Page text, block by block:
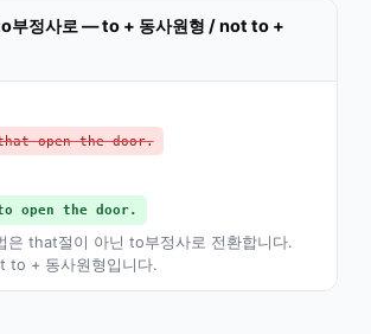
부정사로 — to + 동사원형 / not to +
open the door.
open the door.
은 that절이 아닌 to부정사로 전환합니다.
to + 동사원형입니다.